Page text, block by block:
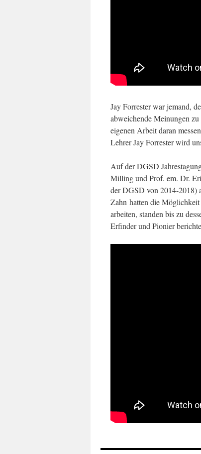
Jay Forrester war jemand,
abweichende Meinungen
eigenen Arbeit daran
Lehrer Jay Forrester wird
Auf der DGSD
Milling und Prof. em. Dr.
der DGSD von 2014-2018)
Zahn hatten die Möglichkeit
arbeiten, standen bis zu
Erfinder und Pionier